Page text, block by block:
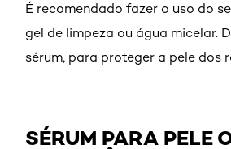
É recomendado fazer o uso do
gel de limpeza ou água micelar.
sérum, para proteger a pele dos
SÉRUM PARA PELE